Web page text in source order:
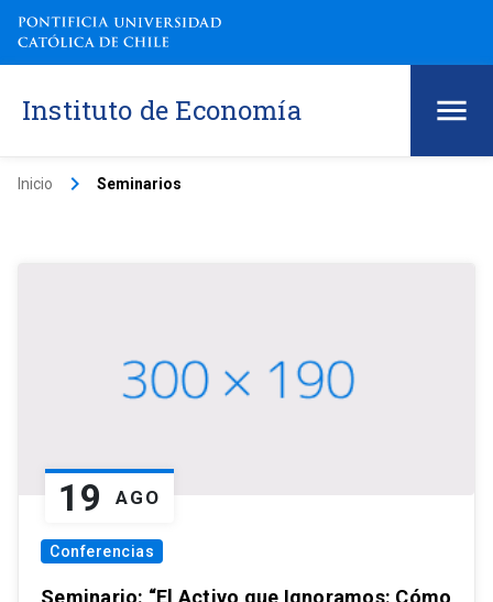
Instituto de Economía
Inicio keyboard_arrow_right Seminarios
19 AGO
Conferencias
Seminario: “El Activo que Ignoramos: Cómo